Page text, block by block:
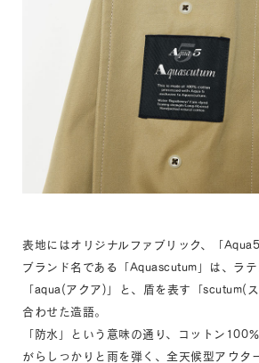
表地にはオリジナルファブリック、「Aqua5
ブランド名である「Aquascutum」は、ラ
「aqua(アクア)」と、盾を表す「scutum(
合わせた造語。
「防水」という意味の通り、コットン100
がらしっかりと雨を弾く、全天候型アウター